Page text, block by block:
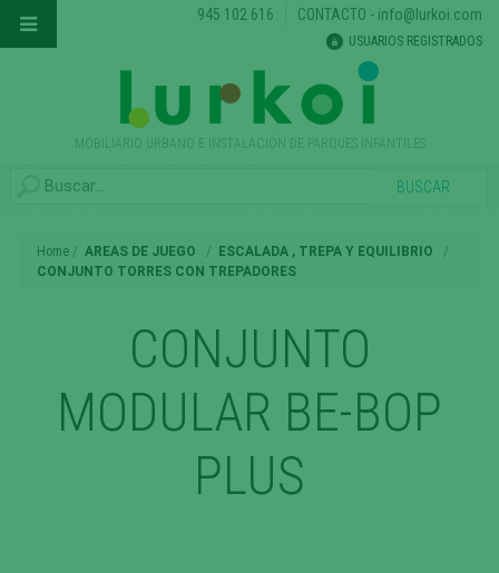
MOBILIARIO URBANO E INSTALACIÓN DE PARQUES INFANTILES
945 102 616 CONTACTO - info@lurkoi.com
USUARIOS REGISTRADOS
Home AREAS DE JUEGO
ESCALADA , TREPA Y EQUILIBRIO
CONJUNTO TORRES CON TREPADORES
CONJUNTO
MODULAR BE-BOP
PLUS